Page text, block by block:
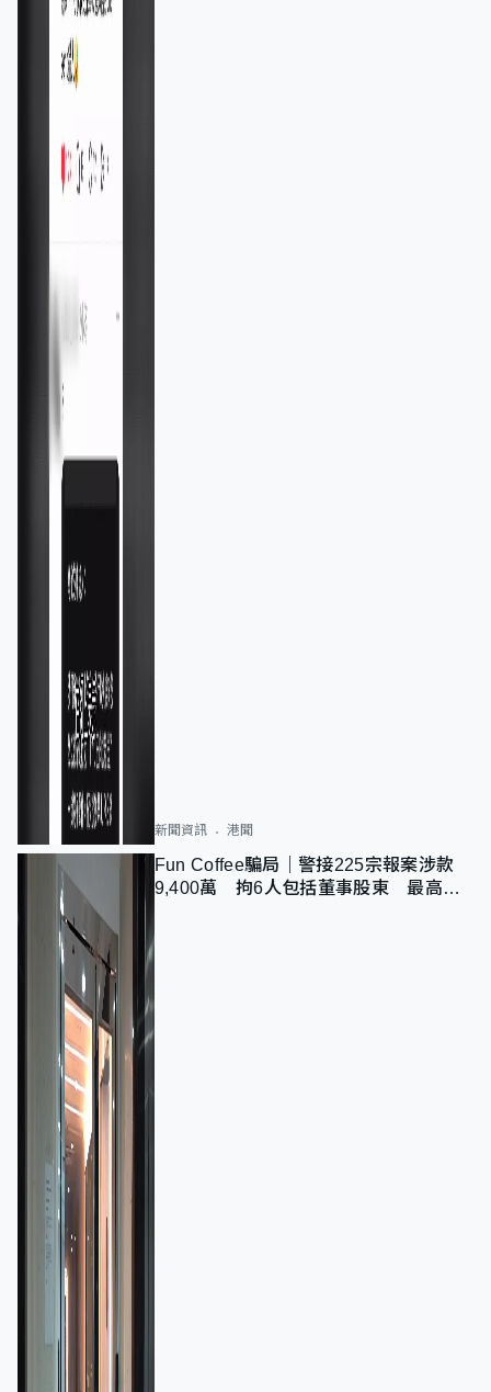
新聞資訊 港聞
Fun Coffee騙局｜警接225宗報案涉款
9,400萬 拘6人包括董事股東 最高金